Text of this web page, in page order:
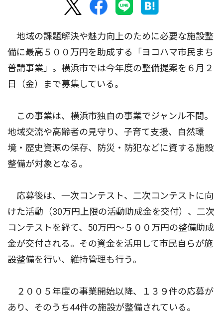
地域の課題解決や魅力向上のために必要な施設整
備に最高５００万円を助成する「ヨコハマ市民まち
普請事業」。横浜市では今年度の整備提案を６月２
日（金）まで募集している。
この事業は、横浜市独自の事業でジャンル不問。
地域交流や高齢者の見守り、子育て支援、自然環
境・歴史資源の保存、防災・防犯などに資する施設
整備が対象となる。
応募後は、一次コンテスト、二次コンテストに向
けた活動（30万円上限の活動助成金を交付）、二次
コンテストを経て、50万円〜５００万円の整備助成
金が交付される。その資金を活用して市民自らが施
設整備を行い、維持管理も行う。
２００５年度の事業開始以降、１３９件の応募が
あり、そのうち44件の施設が整備されている。